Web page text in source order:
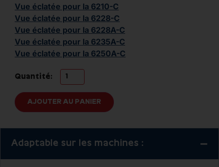
Vue éclatée pour la 6210-C
Vue éclatée pour la 6228-C
Vue éclatée pour la 6228A-C
Vue éclatée pour la 6235A-C
Vue éclatée pour la 6250A-C
Quantité:
AJOUTER AU PANIER
Adaptable sur les machines :